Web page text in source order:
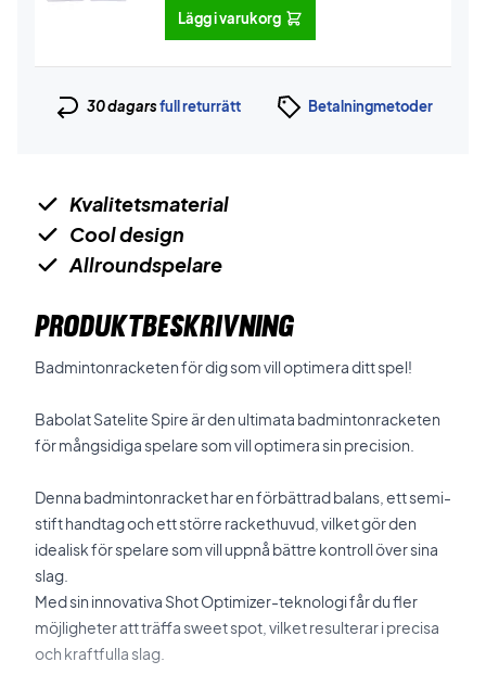
Lägg i varukorg
30 dagarsfull returrätt Betalningmetoder
Kvalitetsmaterial
Cool design
Allroundspelare
PRODUKTBESKRIVNING
Badmintonracketen för dig som vill optimera ditt spel!
Babolat Satelite Spire är den ultimata badmintonracketen
för mångsidiga spelare som vill optimera sin precision.
Denna badmintonracket har en förbättrad balans, ett semi-
stift handtag och ett större rackethuvud, vilket gör den
idealisk för spelare som vill uppnå bättre kontroll över sina
slag.
Med sin innovativa Shot Optimizer-teknologi får du fler
möjligheter att träffa sweet spot, vilket resulterar i precisa
och kraftfulla slag.